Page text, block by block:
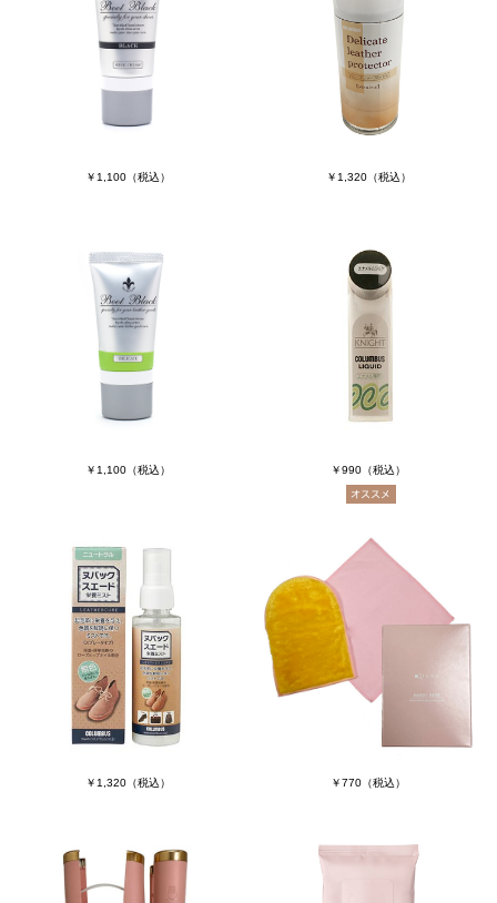
￥1,100 （税込） ￥1,320（税込）
￥1,100 （税込） ￥990 （税込）
￥1,320 （税込） ￥770 （税込）